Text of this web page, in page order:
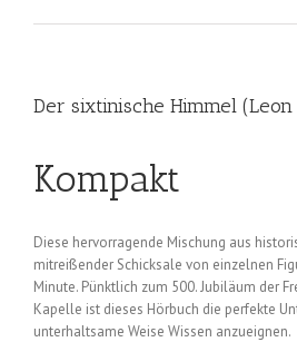
Der sixtinische Himmel
Kompakt
Diese hervorragende Mischung aus
mitreißender Schicksale von einzelnen
Minute. Pünktlich zum 500. Jubiläum der
Kapelle ist dieses Hörbuch die perfekte
unterhaltsame Weise Wissen anzueignen.